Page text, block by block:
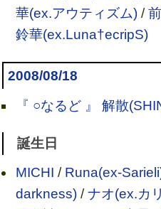
華(ex.アウティズム)/
鈴華(ex.Luna†ecripS)
2008/08/18
『 ○なるど 』 解散
誕生日
MICHI / Runa(ex-
darkness)/ナオ(ex.カ